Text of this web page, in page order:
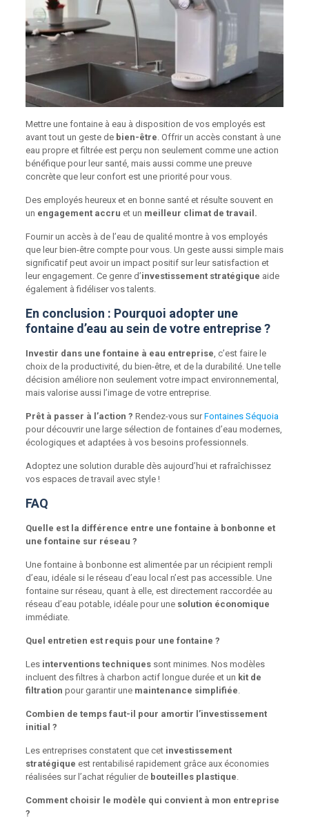
Mettre une fontaine à eau à disposition de vos employés est
avant tout un geste de bien-être . Offrir un accès constant à une
eau propre et filtrée est perçu non seulement comme une action
bénéfique pour leur santé, mais aussi comme une preuve
concrète que leur confort est une priorité pour vous.
Des employés heureux et en bonne santé et résulte souvent en
un engagement accru et un meilleur climat de travail.
Fournir un accès à de l’eau de qualité montre à vos employés
que leur bien-être compte pour vous. Un geste aussi simple mais
significatif peut avoir un impact positif sur leur satisfaction et
leur engagement. Ce genre d’investissement stratégique aide
également à fidéliser vos talents.
En conclusion : Pourquoi adopter une
fontaine d’eau au sein de votre entreprise ?
Investir dans une fontaine à eau entreprise , c’est faire le
choix de la productivité, du bien-être, et de la durabilité. Une telle
décision améliore non seulement votre impact environnemental,
mais valorise aussi l’image de votre entreprise.
Prêt à passer à l’action ? Rendez-vous sur Fontaines Séquoia
pour découvrir une large sélection de fontaines d’eau modernes,
écologiques et adaptées à vos besoins professionnels.
Adoptez une solution durable dès aujourd’hui et rafraîchissez
vos espaces de travail avec style !
FAQ
Quelle est la différence entre une fontaine à bonbonne et
une fontaine sur réseau ?
Une fontaine à bonbonne est alimentée par un récipient rempli
d’eau, idéale si le réseau d’eau local n’est pas accessible. Une
fontaine sur réseau, quant à elle, est directement raccordée au
réseau d’eau potable, idéale pour une solution économique
immédiate.
Quel entretien est requis pour une fontaine ?
Les interventions techniquessont minimes. Nos modèles
incluent des filtres à charbon actif longue durée et un kit de
filtration pour garantir une maintenance simplifiée
Combien de temps faut-il pour amortir l’investissement
initial ?
Les entreprises constatent que cet investissement
stratégique est rentabilisé rapidement grâce aux économies
réalisées sur l’achat régulier de bouteilles plastique
Comment choisir le modèle qui convient à mon entreprise
?